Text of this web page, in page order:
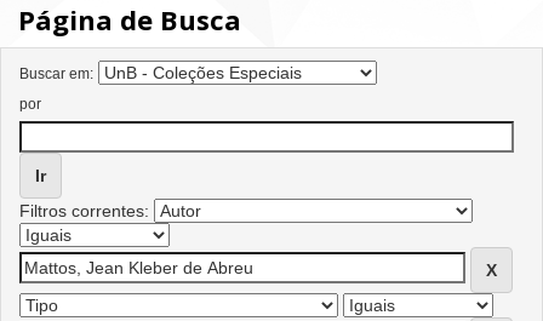
Página de Busca
Buscar em:
por
Filtros correntes: